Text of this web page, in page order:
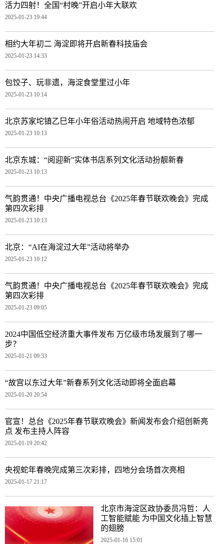
活力四射！全国“村晚”开启小年大联欢
2025-01-23 19:44
相约大年初二 海淀即将开启新春科技庙会
2025-01-23 14:33
包饺子、玩非遗，海淀食堂里过小年
2025-01-23 10:14
北京苏家坨镇乙巳年小年俗活动热闹开启 地域特色浓郁
2025-01-23 10:13
北京东城：“阅迎新”实体书店系列文化活动扮靓新春
2025-01-23 10:13
气韵贯通！中央广播电视总台《2025年春节联欢晚会》完成
第四次彩排
2025-01-23 10:13
北京：“AI在海淀过大年”活动将举办
2025-01-23 10:12
气韵贯通！中央广播电视总台《2025年春节联欢晚会》完成
第四次彩排
2025-01-23 09:05
2024中国低空经济重大事件发布 万亿级市场发展到了哪一
步？
2025-01-21 09:33
“故宫以东过大年”新春系列文化活动即将全面启幕
2025-01-20 20:54
官宣！总台《2025年春节联欢晚会》新闻发布会介绍创新亮
点 发布主持人阵容
2025-01-19 20:42
央视蛇年春晚完成第三次彩排，四地分会场首次亮相
2025-01-17 21:17
北京市海淀区政协委员冯哲：人
工智能赋能 为中国文化插上智慧
的翅膀
2025-01-16 15:01